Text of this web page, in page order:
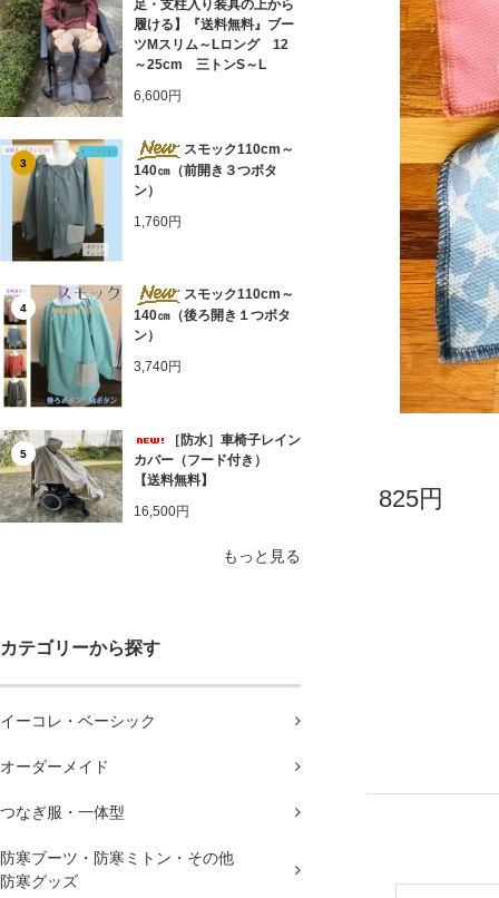
足・支柱入り装具の上から
履ける】『送料無料』ブー
ツMスリム～Lロング 12
～25cm 三トンS～L
6,600円
3
スモック110cm～
140㎝（前開き３つボタ
ン）
1,760円
4
スモック110cm～
140㎝（後ろ開き１つボタ
ン）
3,740円
5
［防水］車椅子レイン
カバー（フード付き）
【送料無料】
16,500円
もっと見る
カテゴリーから探す
イーコレ・ベーシック
オーダーメイド
つなぎ服・一体型
防寒ブーツ・防寒ミトン・その他
防寒グッズ
825円